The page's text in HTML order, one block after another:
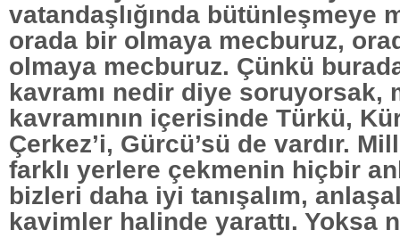
vatandaşlığında bütünleşmeye
orada bir olmaya mecburuz,
olmaya mecburuz. Çünkü
kavramı nedir diye soruyorsak,
kavramının içerisinde Türkü,
Çerkez’i, Gürcü’sü de vardır.
farklı yerlere çekmenin hiçbir
bizleri daha iyi tanışalım,
kavimler halinde yarattı. Yoksa